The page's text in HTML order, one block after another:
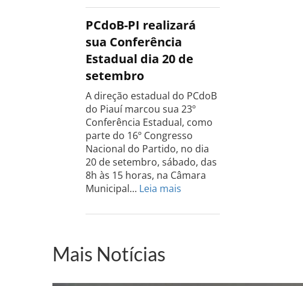
do
PCdoB
Rio
Grande
do
dia
13
de
setembro
PCdoB-PI realizará
sua Conferência
Estadual dia 20 de
setembro
A direção estadual do PCdoB
do Piauí marcou sua 23º
Conferência Estadual, como
parte do 16º Congresso
Nacional do Partido, no dia
20 de setembro, sábado, das
8h às 15 horas, na Câmara
Municipal… Leia mais
PI
dia
Mais Notícias